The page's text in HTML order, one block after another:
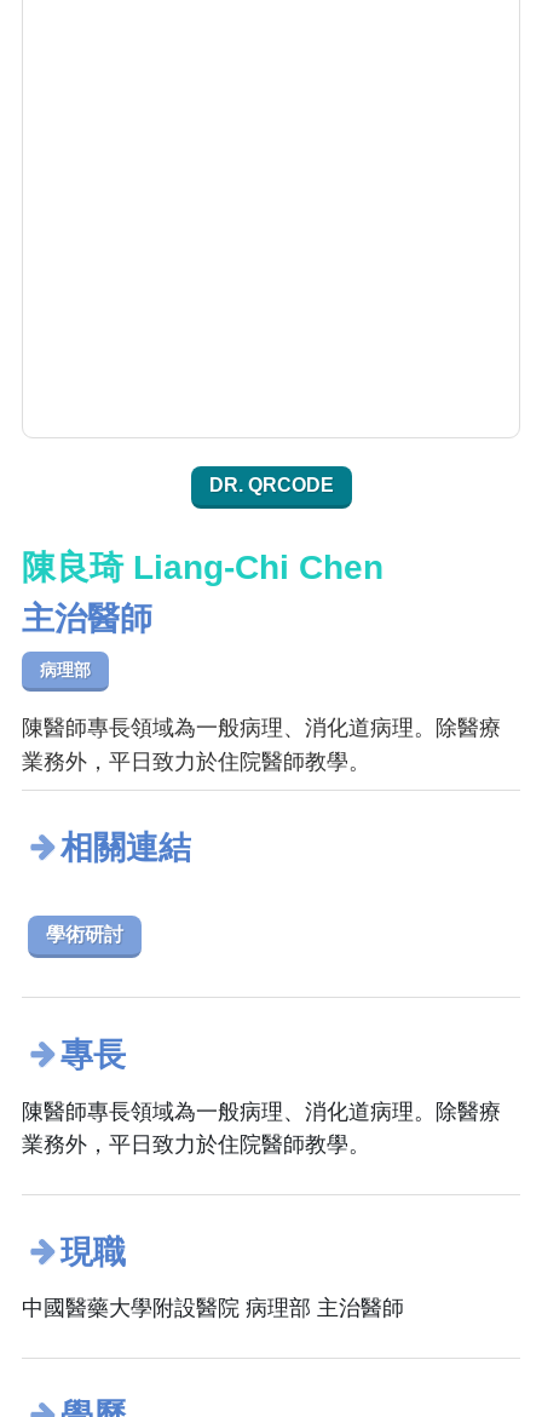
DR. QRCODE
陳良琦 Liang-Chi Chen
主治醫師
病理部
陳醫師專長領域為一般病理、消化道病理。除醫療
業務外，平日致力於住院醫師教學。
相關連結
學術研討
專長
陳醫師專長領域為一般病理、消化道病理。除醫療
業務外，平日致力於住院醫師教學。
現職
中國醫藥大學附設醫院 病理部 主治醫師